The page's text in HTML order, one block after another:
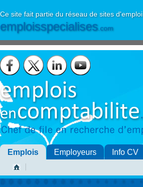
Ce site fait partie du réseau de sites d'emploi
emploisspecialises.com
Emplois Employeurs Info CV